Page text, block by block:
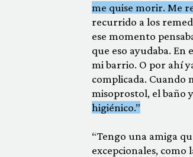
me quise morir. Me
recurrido a los
ese momento
que eso ayudaba.
mi barrio. O por ahí
complicada. Cuando
misoprostol, el baño
higiénico.”
“Tengo una amiga
excepcionales, como